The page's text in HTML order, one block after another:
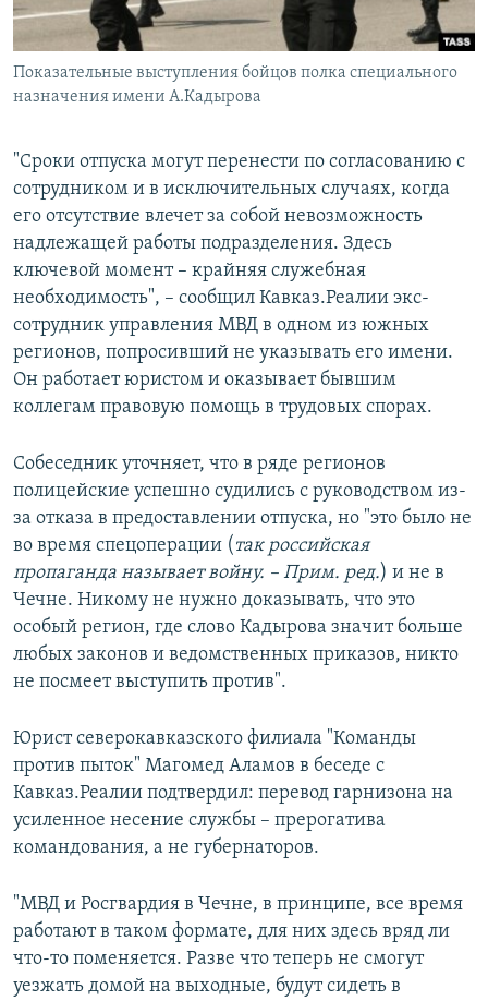
Показательные выступления бойцов полка специального
назначения имени А.Кадырова
"Сроки отпуска могут перенести по согласованию с
сотрудником и в исключительных случаях, когда
его отсутствие влечет за собой невозможность
надлежащей работы подразделения. Здесь
ключевой момент – крайняя служебная
необходимость", – сообщил Кавказ.Реалии экс-
сотрудник управления МВД в одном из южных
регионов, попросивший не указывать его имени.
Он работает юристом и оказывает бывшим
коллегам правовую помощь в трудовых спорах.
Собеседник уточняет, что в ряде регионов
полицейские успешно судились с руководством из-
за отказа в предоставлении отпуска, но "это было не
во время спецоперации ( так российская
пропаганда называет войну. – Прим. ред.) и не в
Чечне. Никому не нужно доказывать, что это
особый регион, где слово Кадырова значит больше
любых законов и ведомственных приказов, никто
не посмеет выступить против".
Юрист северокавказского филиала "Команды
против пыток" Магомед Аламов в беседе с
Кавказ.Реалии подтвердил: перевод гарнизона на
усиленное несение службы – прерогатива
командования, а не губернаторов.
"МВД и Росгвардия в Чечне, в принципе, все время
работают в таком формате, для них здесь вряд ли
что-то поменяется. Разве что теперь не смогут
уезжать домой на выходные, будут сидеть в